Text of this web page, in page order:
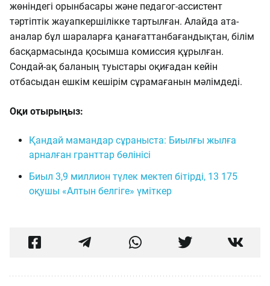
жөніндегі орынбасары және педагог-ассистент
тәртіптік жауапкершілікке тартылған. Алайда ата-
аналар бұл шараларға қанағаттанбағандықтан, білім
басқармасында қосымша комиссия құрылған.
Сондай-ақ баланың туыстары оқиғадан кейін
отбасыдан ешкім кешірім сұрамағанын мәлімдеді.
Оқи отырыңыз:
Қандай мамандар сұраныста: Биылғы жылға
арналған гранттар бөлінісі
Биыл 3,9 миллион түлек мектеп бітірді, 13 175
оқушы «Алтын белгіге» үміткер